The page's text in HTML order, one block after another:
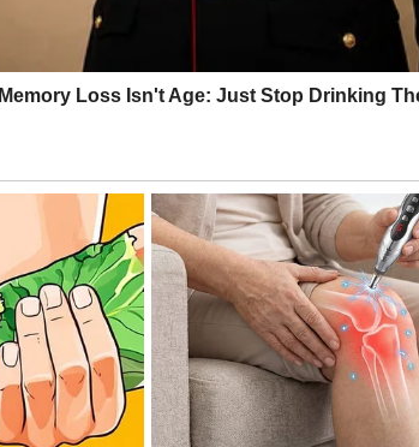
kraja.
uskoro ćete shvatiti da je tako najbolje.
početku
oslobađanje.
za prošlost konačno gubi svoju snagu.